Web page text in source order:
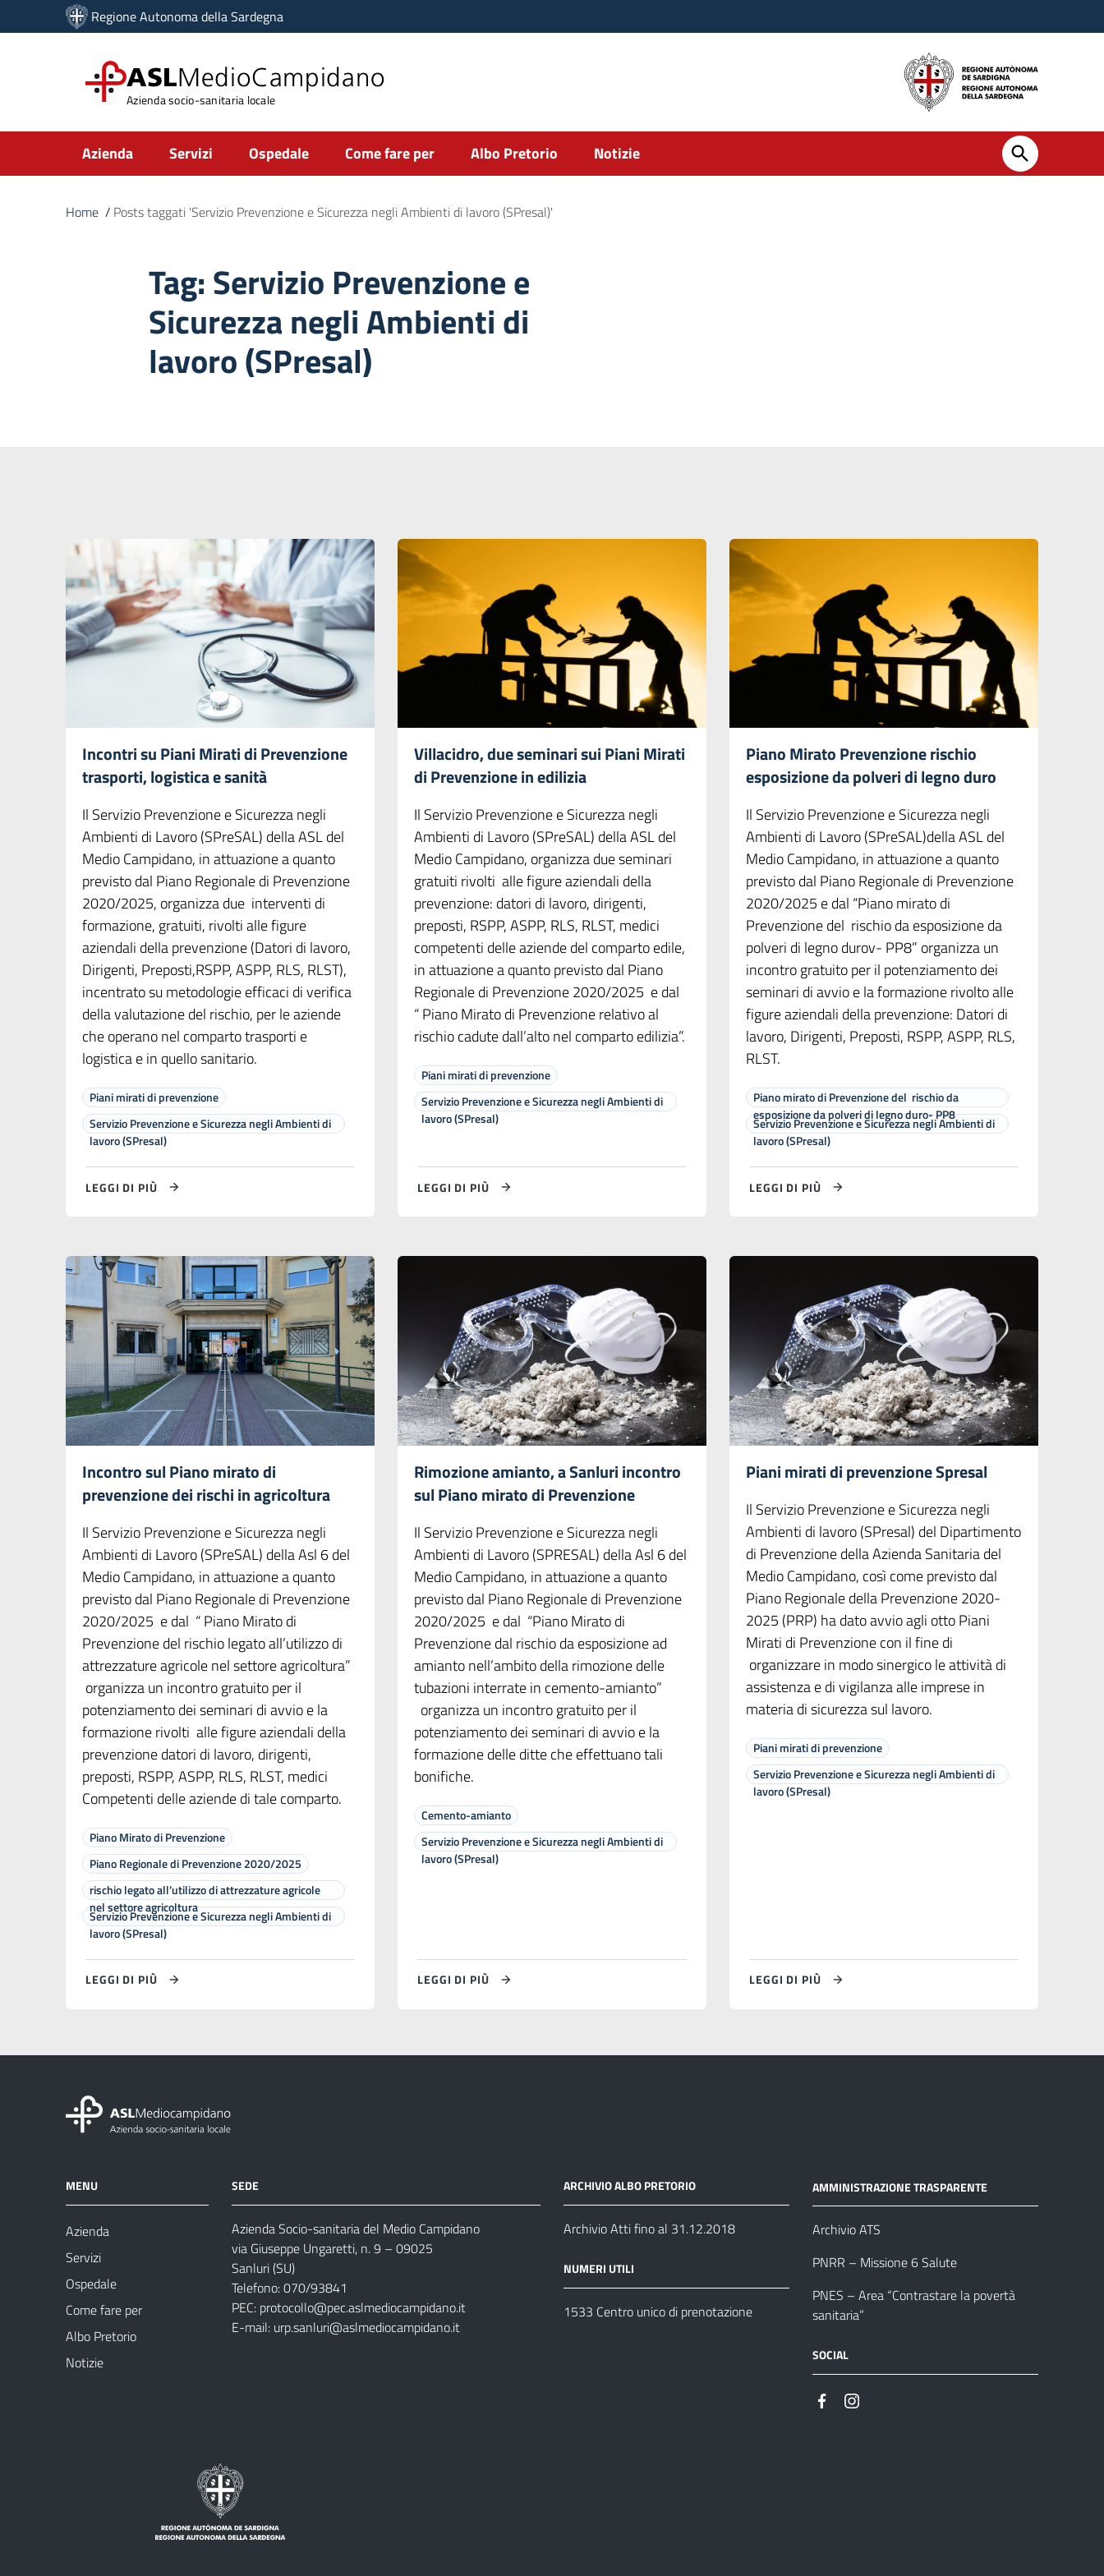
Vai ai contenuti
Vai al menu di navigazione
Regione Autonoma della Sardegna
ASLMedioCampidano
Azienda socio-sanitaria locale
Submenu
Azienda Servizi Ospedale Come fare per Albo Pretorio Notizie
Home / Posts taggati 'Servizio Prevenzione e Sicurezza negli Ambienti di lavoro (SPresal)'
Tag:Servizio Prevenzione e
Sicurezza negli Ambienti di
lavoro (SPresal)
Incontri su Piani Mirati di Prevenzione
trasporti, logistica e sanità
Il Servizio Prevenzione e Sicurezza negli
Ambienti di Lavoro (SPreSAL) della ASL del
Medio Campidano, in attuazione a quanto
previsto dal Piano Regionale di Prevenzione
2020/2025, organizza due interventi di
formazione, gratuiti, rivolti alle figure
aziendali della prevenzione (Datori di lavoro,
Dirigenti, Preposti,RSPP, ASPP, RLS, RLST),
incentrato su metodologie efficaci di verifica
della valutazione del rischio, per le aziende
che operano nel comparto trasporti e
logistica e in quello sanitario.
Piani mirati di prevenzione
Servizio Prevenzione e Sicurezza negli Ambienti di
lavoro (SPresal)
LEGGI DI PIÙ
Villacidro, due seminari sui Piani Mirati
di Prevenzione in edilizia
Il Servizio Prevenzione e Sicurezza negli
Ambienti di Lavoro (SPreSAL) della ASL del
Medio Campidano, organizza due seminari
gratuiti rivolti alle figure aziendali della
prevenzione: datori di lavoro, dirigenti,
preposti, RSPP, ASPP, RLS, RLST, medici
competenti delle aziende del comparto edile,
in attuazione a quanto previsto dal Piano
Regionale di Prevenzione 2020/2025 e dal
“ Piano Mirato di Prevenzione relativo al
rischio cadute dall’alto nel comparto edilizia”.
Piani mirati di prevenzione
Servizio Prevenzione e Sicurezza negli Ambienti di
lavoro (SPresal)
LEGGI DI PIÙ
Piano Mirato Prevenzione rischio
esposizione da polveri di legno duro
Il Servizio Prevenzione e Sicurezza negli
Ambienti di Lavoro (SPreSAL)della ASL del
Medio Campidano, in attuazione a quanto
previsto dal Piano Regionale di Prevenzione
2020/2025 e dal “Piano mirato di
Prevenzione del rischio da esposizione da
polveri di legno durov- PP8” organizza un
incontro gratuito per il potenziamento dei
seminari di avvio e la formazione rivolto alle
figure aziendali della prevenzione: Datori di
lavoro, Dirigenti, Preposti, RSPP, ASPP, RLS,
RLST.
Piano mirato di Prevenzione del rischio da
esposizione da polveri di legno duro- PP8
Servizio Prevenzione e Sicurezza negli Ambienti di
lavoro (SPresal)
LEGGI DI PIÙ
Incontro sul Piano mirato di
prevenzione dei rischi in agricoltura
Il Servizio Prevenzione e Sicurezza negli
Ambienti di Lavoro (SPreSAL) della Asl 6 del
Medio Campidano, in attuazione a quanto
previsto dal Piano Regionale di Prevenzione
2020/2025 e dal “ Piano Mirato di
Prevenzione del rischio legato all’utilizzo di
attrezzature agricole nel settore agricoltura”
organizza un incontro gratuito per il
potenziamento dei seminari di avvio e la
formazione rivolti alle figure aziendali della
prevenzione datori di lavoro, dirigenti,
preposti, RSPP, ASPP, RLS, RLST, medici
Competenti delle aziende di tale comparto.
Piano Mirato di Prevenzione
Piano Regionale di Prevenzione 2020/2025
rischio legato all’utilizzo di attrezzature agricole
nel settore agricoltura
Servizio Prevenzione e Sicurezza negli Ambienti di
lavoro (SPresal)
LEGGI DI PIÙ
Rimozione amianto, a Sanluri incontro
sul Piano mirato di Prevenzione
Il Servizio Prevenzione e Sicurezza negli
Ambienti di Lavoro (SPRESAL) della Asl 6 del
Medio Campidano, in attuazione a quanto
previsto dal Piano Regionale di Prevenzione
2020/2025 e dal “Piano Mirato di
Prevenzione dal rischio da esposizione ad
amianto nell’ambito della rimozione delle
tubazioni interrate in cemento-amianto”
organizza un incontro gratuito per il
potenziamento dei seminari di avvio e la
formazione delle ditte che effettuano tali
bonifiche.
Cemento-amianto
Servizio Prevenzione e Sicurezza negli Ambienti di
lavoro (SPresal)
LEGGI DI PIÙ
Piani mirati di prevenzione Spresal
Il Servizio Prevenzione e Sicurezza negli
Ambienti di lavoro (SPresal) del Dipartimento
di Prevenzione della Azienda Sanitaria del
Medio Campidano, così come previsto dal
Piano Regionale della Prevenzione 2020-
2025 (PRP) ha dato avvio agli otto Piani
Mirati di Prevenzione con il fine di
organizzare in modo sinergico le attività di
assistenza e di vigilanza alle imprese in
materia di sicurezza sul lavoro.
Piani mirati di prevenzione
Servizio Prevenzione e Sicurezza negli Ambienti di
lavoro (SPresal)
LEGGI DI PIÙ
MENU
Azienda
Servizi
Ospedale
Come fare per
Albo Pretorio
Notizie
SEDE
Azienda Socio-sanitaria del Medio Campidano
via Giuseppe Ungaretti, n. 9 – 09025
Sanluri (SU)
Telefono: 070/93841
PEC: protocollo@pec.aslmediocampidano.it
E-mail: urp.sanluri@aslmediocampidano.it
ARCHIVIO ALBO PRETORIO
Archivio Atti fino al 31.12.2018
NUMERI UTILI
1533 Centro unico di prenotazione
AMMINISTRAZIONE TRASPARENTE
Archivio ATS
PNRR – Missione 6 Salute
PNES – Area “Contrastare la povertà
sanitaria”
SOCIAL